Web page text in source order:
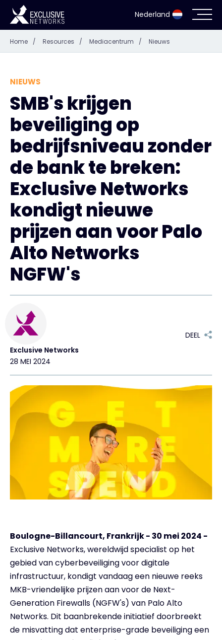
Nederland
Cyberbeveiliging
Ecosysteem
Resources
Bedrijf
Partner Portal
Exclusive Access Inloggen
Exclusive Access - Meer informatie
Neem contact op met
Home / Resources / Mediacentrum / Nieuws
NIEUWS
SMB's krijgen
beveiliging op
bedrijfsniveau zonder
de bank te breken:
Exclusive Networks
kondigt nieuwe
prijzen aan voor Palo
Alto Networks
NGFW's
Exclusive Networks
28 MEI 2024
DEEL
Boulogne-Billancourt, Frankrijk - 30 mei 2024 -
Exclusive Networks, wereldwijd specialist op het
gebied van cyberbeveiliging voor digitale
infrastructuur, kondigt vandaag een nieuwe reeks
MKB-vriendelijke prijzen aan voor de Next-
Generation Firewalls (NGFW's) van Palo Alto
Networks. Dit baanbrekende initiatief doorbreekt
de misvatting dat enterprise-grade beveiliging een